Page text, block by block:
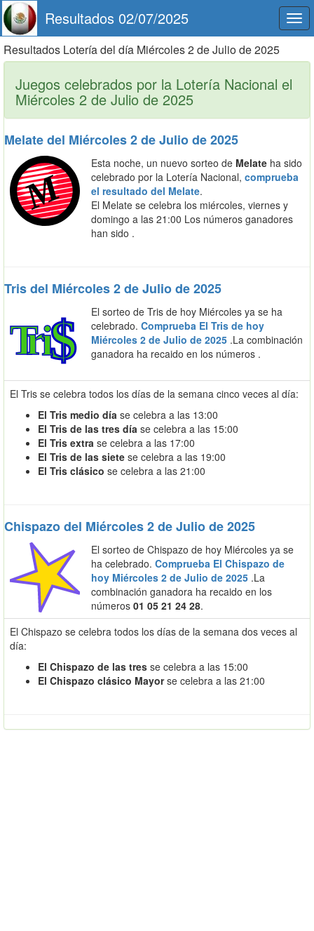
Resultados 02/07/2025
Resultados Lotería del día Miércoles 2 de Julio de 2025
Juegos celebrados por la Lotería Nacional el
Miércoles 2 de Julio de 2025
Melate del Miércoles 2 de Julio de 2025
Esta noche, un nuevo sorteo de Melate ha sido
celebrado por la Lotería Nacional, comprueba
el resultado del Melate.
El Melate se celebra los miércoles, viernes y
domingo a las 21:00 Los números ganadores
han sido .
Tris del Miércoles 2 de Julio de 2025
El sorteo de Tris de hoy Miércoles ya se ha
celebrado. Comprueba El Tris de hoy
Miércoles 2 de Julio de 2025 .La combinación
ganadora ha recaido en los números .
El Tris se celebra todos los días de la semana cinco veces al día:
El Tris medio día se celebra a las 13:00
El Tris de las tres día se celebra a las 15:00
El Tris extra se celebra a las 17:00
El Tris de las siete se celebra a las 19:00
El Tris clásico se celebra a las 21:00
Chispazo del Miércoles 2 de Julio de 2025
El sorteo de Chispazo de hoy Miércoles ya se
ha celebrado. Comprueba El Chispazo de
hoy Miércoles 2 de Julio de 2025 .La
combinación ganadora ha recaido en los
números 01 05 21 24 28.
El Chispazo se celebra todos los días de la semana dos veces al
día:
El Chispazo de las tres se celebra a las 15:00
El Chispazo clásico Mayorse celebra a las 21:00